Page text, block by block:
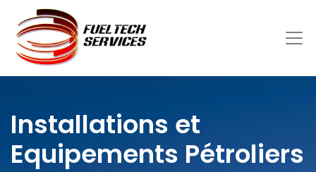
Installations et
Equipements Pétroliers